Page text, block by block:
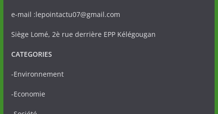
e-mail :lepointactu07@gmail.com
Siège Lomé, 2è rue derrière EPP Kélégougan
CATEGORIES
-Environnement
-Economie